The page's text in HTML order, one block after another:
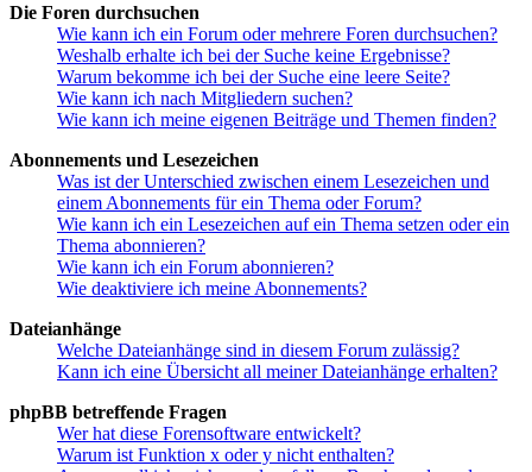
Die Foren durchsuchen
Wie kann ich ein Forum oder mehrere Foren durchsuchen?
Weshalb erhalte ich bei der Suche keine Ergebnisse?
Warum bekomme ich bei der Suche eine leere Seite?
Wie kann ich nach Mitgliedern suchen?
Wie kann ich meine eigenen Beiträge und Themen finden?
Abonnements und Lesezeichen
Was ist der Unterschied zwischen einem Lesezeichen und
einem Abonnements für ein Thema oder Forum?
Wie kann ich ein Lesezeichen auf ein Thema setzen oder ein
Thema abonnieren?
Wie kann ich ein Forum abonnieren?
Wie deaktiviere ich meine Abonnements?
Dateianhänge
Welche Dateianhänge sind in diesem Forum zulässig?
Kann ich eine Übersicht all meiner Dateianhänge erhalten?
phpBB betreffende Fragen
Wer hat diese Forensoftware entwickelt?
Warum ist Funktion x oder y nicht enthalten?